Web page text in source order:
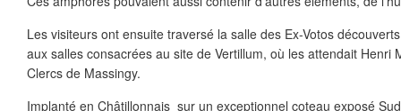
Les visiteurs ont ensuite traversé la salle des Ex-Votos
aux salles consacrées au site de Vertillum, où les attendait Henri
Clercs de Massingy.
Implanté en Châtillonnais sur un exceptionnel coteau exposé